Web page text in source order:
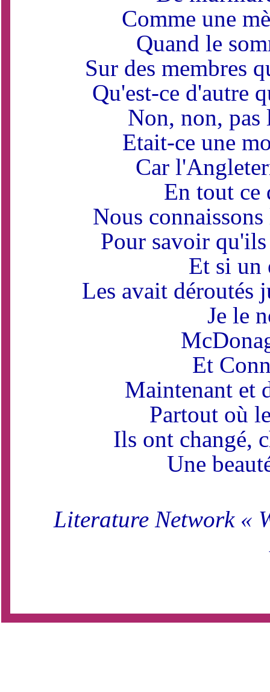
Comme une
Quand le
Sur des membres
Qu'est-ce d'autre
Non, non,
Etait-ce une
Car
En tout ce
Nous
Pour savoir
Et si un
Les avait déroutés
Je le
Et
Maintenant et
Partout où
Ils ont changé,
Une
Literature Network «